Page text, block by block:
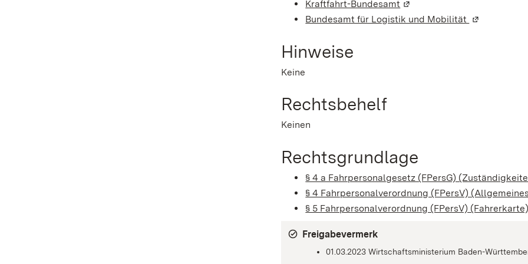
Kraftfahrt-Bundesamt (Wird in einem neuen
Bundesamt für Logistik und Mobilität (Wird in
Hinweise
Keine
Rechtsbehelf
Keinen
Rechtsgrundlage
§ 4 a Fahrpersonalgesetz (FPersG)
§ 4 Fahrpersonalverordnung (FPersV)
§ 5 Fahrpersonalverordnung (FPersV) (Fahrerkarte)
Freigabevermerk
01.03.2023 Wirtschaftsministerium Baden-